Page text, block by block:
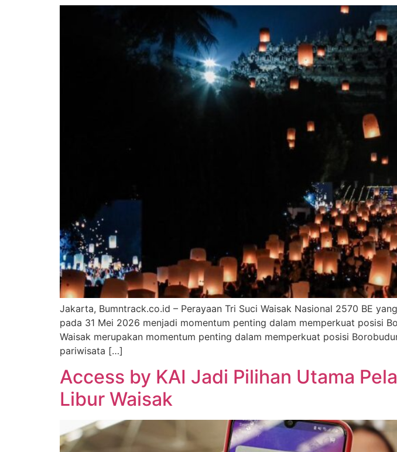
Jakarta, Bumntrack.co.id – Perayaan Tri Suci Waisak Nasional 2570 BE
pada 31 Mei 2026 menjadi momentum penting dalam memperkuat posisi
Waisak merupakan momentum penting dalam memperkuat posisi
pariwisata […]
Access by KAI Jadi Pilihan Utama
Libur Waisak